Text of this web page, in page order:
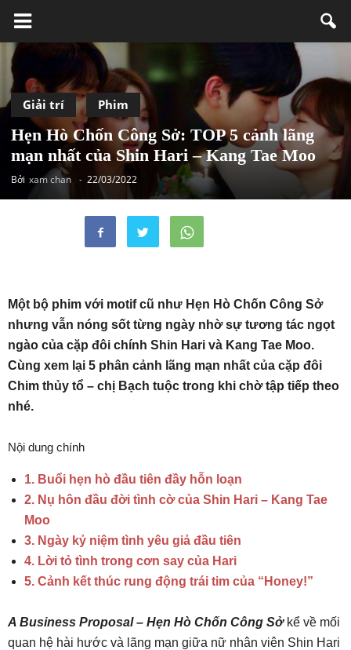
Giải trí Phim
Hẹn Hò Chốn Công Sở: TOP 5 cảnh lãng
mạn nhất của Shin Hari – Kang Tae Moo
Bởi xam chan - 22/03/2022
Một bộ phim với motif cũ như Hẹn Hò Chốn Công Sở
nhưng vẫn nóng sốt từng ngày nhờ sự tương tác ngọt
ngào của cặp đôi chính Shin Hari và Kang Tae Moo.
Cùng xem lại 5 phân cảnh lãng mạn nhất của cặp đôi
Chim thủy tổ – chị Bạch tuộc trong khi chờ tập tiếp theo
nhé.
Nội dung chính
1. Buổi hẹn hò đầu tiên đầy hỗn loạn
2. Nụ hôn đầu đời tình cờ của Shin Hari – Kang Tae
Moo
3. Ngày kỷ niệm tình yêu giả đầu tiên
4. Lời tỏ tình trong cơn say của Hari
5. Cảnh kết thúc rung động trái tim của “Honey!”
A Business Proposal – Hẹn Hò Chốn Công Sởkể về mối
quan hệ hài hước và lãng mạn giữa nữ nhân viên Shin Hari